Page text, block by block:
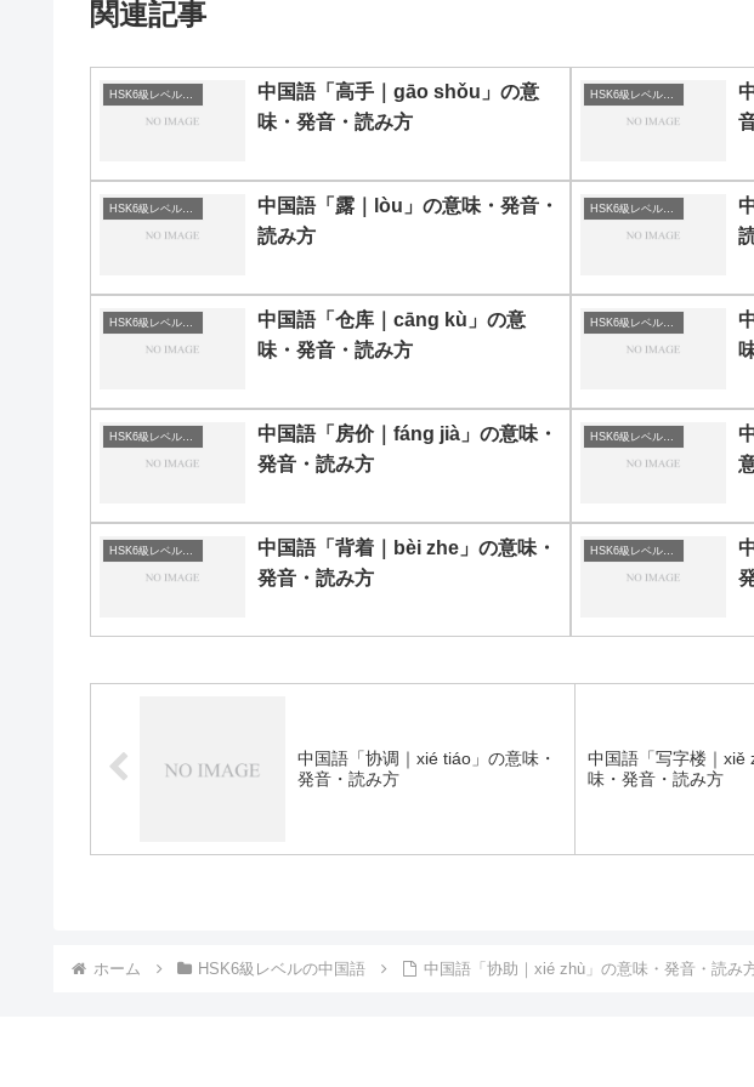
関連記事
中国語「高手｜gāo shǒu」の意
味・発音・読み方
中国語「露｜lòu」の意味・発音・
読み方
中国語「仓库｜cāng kù」の意
味・発音・読み方
中国語「房价｜fáng jià」の意味・
発音・読み方
中国語「背着｜bèi zhe」の意味・
発音・読み方
中国語「协调｜xié tiáo」の意味・
発音・読み方
中国語「写字楼｜xiě
味・発音・読み方
ホーム HSK6級レベルの中国語 中国語「协助｜xié zhù」の意味・発音・読み